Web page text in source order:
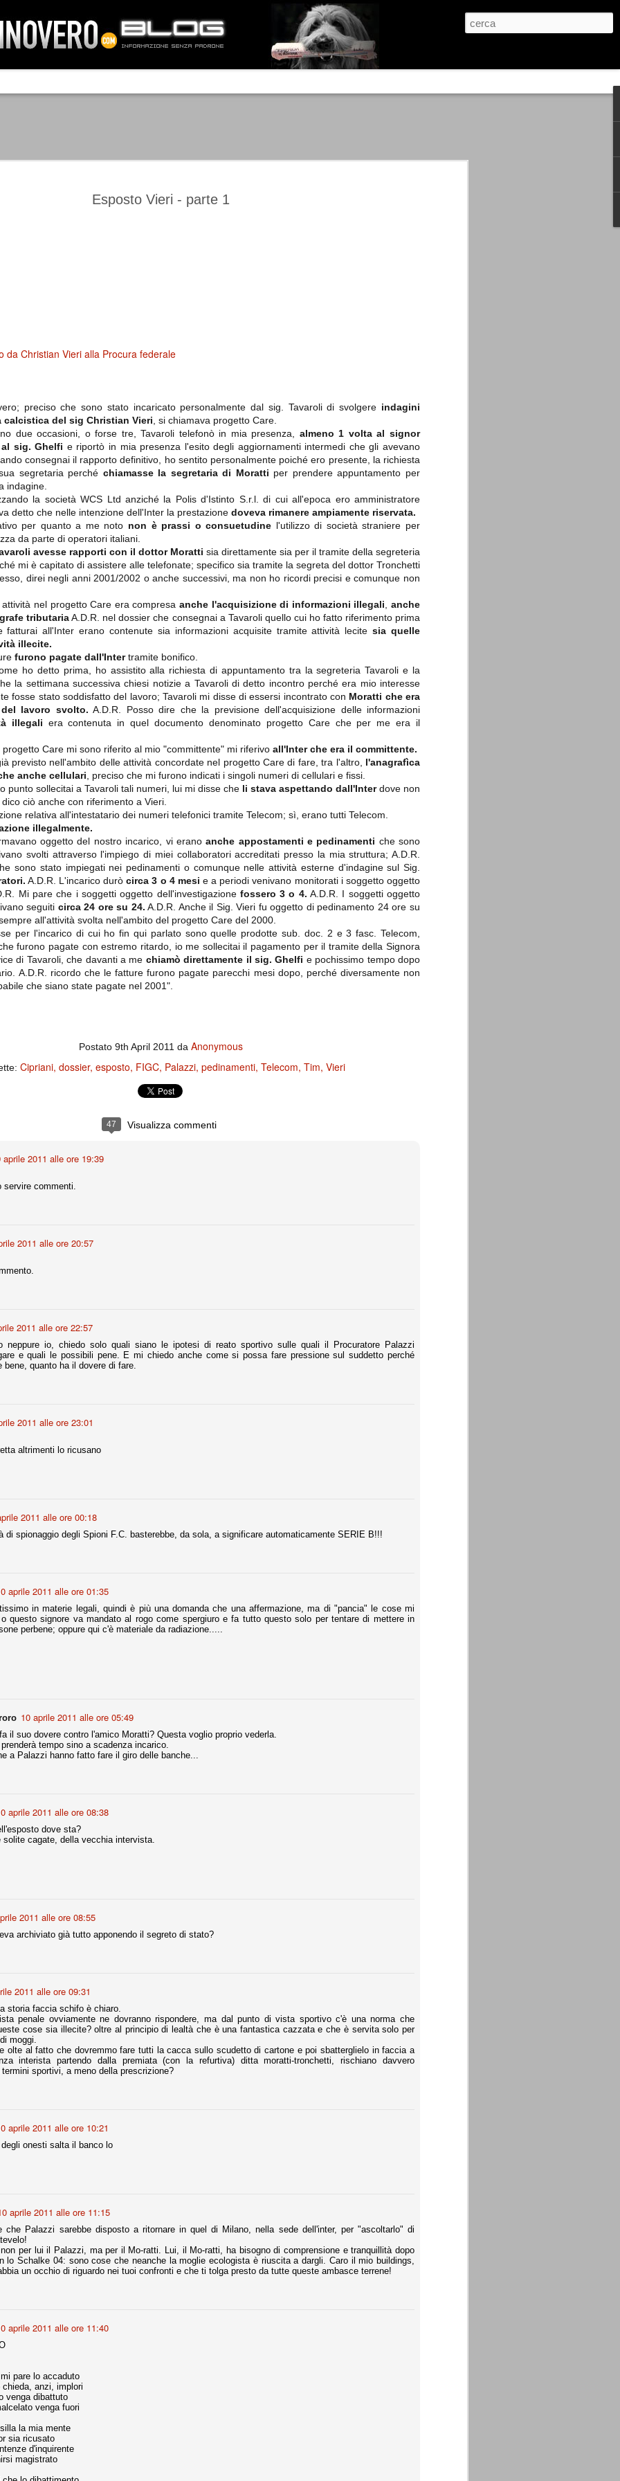
Esposto Vieri - parte 1
da Christian Vieri alla Procura federale
preciso che sono stato incaricato personalmente dal sig. Tavaroli di svolgere indagini
calcistica del sig Christian Vieri , si chiamava progetto Care.
due occasioni, o forse tre, Tavaroli telefonò in mia presenza, almeno 1 volta al signor
sig. Ghelfi e riportò in mia presenza l'esito degli aggiornamenti intermedi che gli avevano
consegnai il rapporto definitivo, ho sentito personalmente poiché ero presente, la richiesta
segretaria perché chiamasse la segretaria di Moratti per prendere appuntamento per
indagine.
la società WCS Ltd anziché la Polis d'Istinto S.r.l. di cui all'epoca ero amministratore
detto che nelle intenzione dell'Inter la prestazione doveva rimanere ampiamente riservata.
per quanto a me noto non è prassi o consuetudine l'utilizzo di società straniere per
da parte di operatori italiani.
avesse rapporti con il dottor Moratti sia direttamente sia per il tramite della segreteria
mi è capitato di assistere alle telefonate; specifico sia tramite la segreta del dottor Tronchetti
direi negli anni 2001/2002 o anche successivi, ma non ho ricordi precisi e comunque non
nel progetto Care era compresa anche l'acquisizione di informazioni illegali ,anche
tributariaA.D.R. nel dossier che consegnai a Tavaroli quello cui ho fatto riferimento prima
fatturai all'Inter erano contenute sia informazioni acquisite tramite attività lecitesia quelle
illecite.
furono pagate dall'Intertramite bonifico.
ho detto prima, ho assistito alla richiesta di appuntamento tra la segreteria Tavaroli e la
la settimana successiva chiesi notizie a Tavaroli di detto incontro perché era mio interesse
fosse stato soddisfatto del lavoro; Tavaroli mi disse di essersi incontrato con Moratti che era
lavoro svolto. A.D.R. Posso dire che la previsione dell'acquisizione delle informazioni
illegali era contenuta in quel documento denominato progetto Care che per me era il
Care mi sono riferito al mio "committente" mi riferivo all'Inter che era il committente.
previsto nell'ambito delle attività concordate nel progetto Care di fare, tra l'altro, l'anagrafìca
anche cellulari , preciso che mi furono indicati i singoli numeri di cellulari e fissi.
punto sollecitai a Tavaroli tali numeri, lui mi disse che li stava aspettando dall'Interdove non
ciò anche con riferimento a Vieri.
relativa all'intestatario dei numeri telefonici tramite Telecom; sì, erano tutti Telecom.
illegalmente.
oggetto del nostro incarico, vi eranoanche appostamenti e pedinamenti che sono
svolti attraverso l'impiego di miei collaboratori accreditati presso la mia struttura; A.D.R.
sono stato impiegati nei pedinamenti o comunque nelle attività esterne d'indagine sul Sig.
A.D.R. L'incarico duròcirca 3 o 4 mesi e a periodi venivano monitorati i soggetto oggetto
Mi pare che i soggetti oggetto dell'investigazione fossero 3 o 4. A.D.R. I soggetti oggetto
seguiti circa 24 ore su 24. A.D.R. Anche il Sig. Vieri fu oggetto di pedinamento 24 ore su
all'attività svolta nell'ambito del progetto Care del 2000.
per l'incarico di cui ho fin qui parlato sono quelle prodotte sub. doc. 2 e 3 fasc. Telecom,
furono pagate con estremo ritardo, io me sollecitai il pagamento per il tramite della Signora
di Tavaroli, che davanti a me chiamò direttamente il sig. Ghelfi e pochissimo tempo dopo
A.D.R. ricordo che le fatture furono pagate parecchi mesi dopo, perché diversamente non
che siano state pagate nel 2001".
Postato 9th April 2011 da Anonymous
Cipriani dossier esposto FIGC Palazzi pedinamenti Telecom Tim Vieri
47 Visualizza commenti
aprile 2011 alle ore 19:39
servire commenti.
2011 alle ore 20:57
2011 alle ore 22:57
neppure io, chiedo solo quali siano le ipotesi di reato sportivo sulle quali il Procuratore Palazzi
e quali le possibili pene. E mi chiedo anche come si possa fare pressione sul suddetto perché
bene, quanto ha il dovere di fare.
2011 alle ore 23:01
altrimenti lo ricusano
2011 alle ore 00:18
di spionaggio degli Spioni F.C. basterebbe, da sola, a significare automaticamente SERIE B!!!
aprile 2011 alle ore 01:35
in materie legali, quindi è più una domanda che una affermazione, ma di "pancia" le cose mi
questo signore va mandato al rogo come spergiuro e fa tutto questo solo per tentare di mettere in
perbene; oppure qui c'è materiale da radiazione.....
10 aprile 2011 alle ore 05:49
il suo dovere contro l'amico Moratti? Questa voglio proprio vederla.
tempo sino a scadenza incarico.
a Palazzi hanno fatto fare il giro delle banche...
aprile 2011 alle ore 08:38
dove sta?
solite cagate, della vecchia intervista.
2011 alle ore 08:55
archiviato già tutto apponendo il segreto di stato?
2011 alle ore 09:31
storia faccia schifo è chiaro.
penale ovviamente ne dovranno rispondere, ma dal punto di vista sportivo c'è una norma che
cose sia illecite? oltre al principio di lealtà che è una fantastica cazzata e che è servita solo per
moggi.
olte al fatto che dovremmo fare tutti la cacca sullo scudetto di cartone e poi sbatterglielo in faccia a
interista partendo dalla premiata (con la refurtiva) ditta moratti-tronchetti, rischiano davvero
sportivi, a meno della prescrizione?
aprile 2011 alle ore 10:21
onesti salta il banco lo
aprile 2011 alle ore 11:15
che Palazzi sarebbe disposto a ritornare in quel di Milano, nella sede dell'inter, per "ascoltarlo" di
per lui il Palazzi, ma per il Mo-ratti. Lui, il Mo-ratti, ha bisogno di comprensione e tranquillità dopo
lo Schalke 04: sono cose che neanche la moglie ecologista è riuscita a dargli. Caro il mio buildings,
un occhio di riguardo nei tuoi confronti e che ti tolga presto da tutte queste ambasce terrene!
aprile 2011 alle ore 11:40
pare lo accaduto
anzi, implori
venga dibattuto
venga fuori
la mia mente
sia ricusato
d'inquirente
magistrato
dell’estate 2006, sembrava
il corso degli eventi che si
condannando irreversibilmente.
di sofferenza gli uomini di Allegri
e difficile da sbrogliare.
SEP
La sentenza di
Dal sito della Corte di
Cassazione:
"In Italia la Corte Suprema di
Cassazione è al vertice della
principali funzioni che le sono
attribuite dalla legge fondamentale
sull'ordinamento giudiziario del 30
gennaio 1941 n. 12 (art. 65) vi è
osservanza e l'uniforme
interpretazione della legge, l'unità
del diritto oggettivo nazionale, il
rispetto dei limiti delle diverse
operazioni di calciomercato, oltre che sulle liste Uefa e serie A (e
già pubblicato un pezzo dedicato pochi giorni fa. Ricordiamo che
12 giocatori usciti nella sessione di calciomercato sono italiani, e
giocatori arrivati.
all'Olimpico. Una squadra che per i primi 75 minuti non ha
solo a 10 minuti dalla fine, dopo essere rimasta in 10 uomini.
regalato un'urna non facile alle italiane, specialmente alla Juventus,
forse più avvincente:
Donetsk (Ucr), Malmoe (Sve)
Utd (Ing), Cska Mosca (Rus), Wolfsburg (Ger).
Galatasaray (Tur), Astana (Kaz).
di sfortuna. Partita sbagliata come impostazione, a cominciare
la gestione della stessa. Può succedere. Oggi anche Allegri ha
abbia capito. Quindi, niente drammi e vediamo di imparare in
falso, o c'è qualcosa di più?
della sentenza di primo grado del processo sportivo
polemica sviluppatasi in questi giorni, soprattutto fra tifosi
che ognuno tiri l'acqua al suo mulino e difenda strenuamente il
presenza o dell'assenza di prove. Ci interessa invece altro.
Teramo, l'ingiustizia sportiva
le incongruenze emerse negli scorsi anni nello scandalo del
situazione di Conte, oltre ai tanti altri tirati in ballo solo da
ha conseguito il suo ottavo successo nelle 19 competizioni
e tre secondi posti in 19 competizioni: risultati impressionanti, da
negli ultimi 13 mesi, sono stati ottenuti (in 5 competizioni) 3
italiana, diventando così la squadra più titolata in Italia in
il Milan (a meno di classifiche e tabelle "galliane"), fermo a quota 6.
i bianconeri a trovare una certa unità dopo le prime deludenti
non è una storiaccia legata alla ex Jugoslavia. Dicevamo che ci sono
età (29 anni), e sono fisicamente simili, entrambi grandi e grossi.
europee, e tutti e due sono appena arrivati a giocare in Italia. Il
e quindi non le commenteremo, le considerazioni (di parte)
dalla maggior parte dei media (chissà perché...), come fossero
quello che è: un allenamento in vista della stagione, una ghiotta
preziosi minuti nelle gambe. E chi sabato era allo stadio a San
di ammortamento + ingaggio lordo annuo. La somma della potenza
il 70 % del fatturato al netto delle plusvalenze (vedi regole del
fatturato 2014/15, che dovrebbe comunque essere intorno ai 320
si valuta alla fine, a inizio settembre. Fermo restando che poi
sono già arrivati Rugani, Dybala, Khedira, Mandzukic, Neto, Zaza.
Ogbonna, forse Vidal. Il mercato i nostri dirigenti hanno dimostrato
fare meglio di noi tifosi.
uno fra i maggiori talenti del calcio italiano della sua generazione,
Juventus era fare mercato e farlo subito, anche al fine di
annunciate di Tevez e Pirlo, svecchiando al contempo una rosa
per la Juventus l'epoca degli accordi di compartecipazione
la data finale, data nella quale quella forma contrattuale (con
accordo) dovrà scomparire dal calcio italiano.
accordi di compartecipazione ancora in essere.
del Sassuolo, così come Berardi (ora al 100%). Se uno dei due
atto di quanto costerà. Di certo, quei due giocatori, insieme a
parecchio. Non sul piano sportivo, ma su quello finanziario. E non
Marotta del quale una parte della tifoseria juventina sembra non
Comproprietà - Capitolo finale
Finita un'altra stagione di trionfi, è tempo ora per la Juve di
mettersi tutto alle spalle e di organizzare il mercato per la
stagione.
anni fa il calcio italiano ha deciso di adeguarsi al resto d’Europa e
orgogliosi di un gruppo (società, dirigenti, staff tecnico, squadra)
Una squadra che ha saputo cambiare guida tecnica, staff,
di gioco, interpreti, mentalità in campo... riproponendosi sempre e
15:
ai rigori).